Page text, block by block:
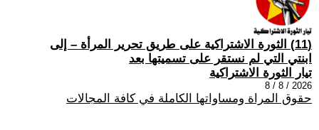
(11) الثورة الاشتراكية على طريق تحرير المرأة – إلى
ابنتي التي لم نستقر على تسميتها بعد
تيار الثورة الاشتراكية
2026 / 8 / 8
حقوق المراة ومساواتها الكاملة في كافة المجالات